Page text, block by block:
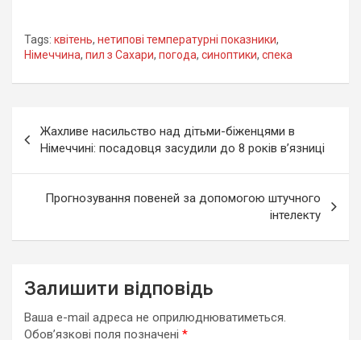
Tags: квітень, нетипові температурні показники,
Німеччина, пил з Сахари, погода, синоптики, спека
записів
Жахливе насильство над дітьми-біженцями в
Німеччині: посадовця засудили до 8 років в’язниці
Прогнозування повеней за допомогою штучного
інтелекту
Залишити відповідь
Ваша e-mail адреса не оприлюднюватиметься.
Обов’язкові поля позначені *